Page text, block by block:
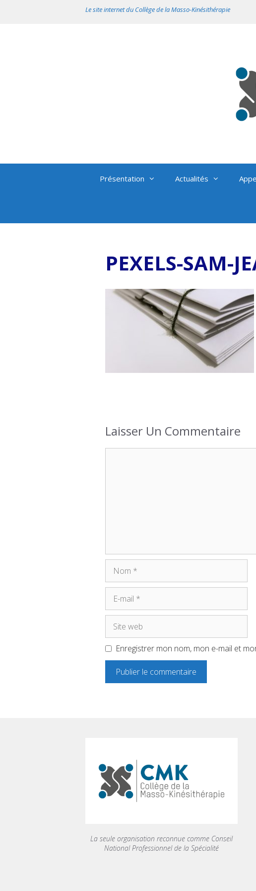
Le site internet du Collège de la Masso-Kinésithérapie
Présentation Actualités
PEXELS-SAM-
Laisser Un Commentaire
mail
web
Enregistrer mon nom, mon e-mail et
La seule organisation reconnue comme Conseil
National Professionnel de la Spécialité